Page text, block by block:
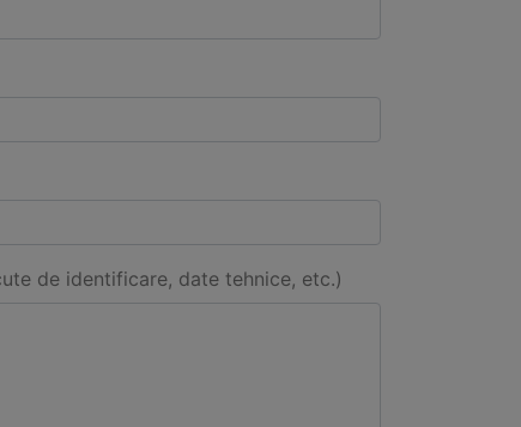
de identificare, date tehnice, etc.)